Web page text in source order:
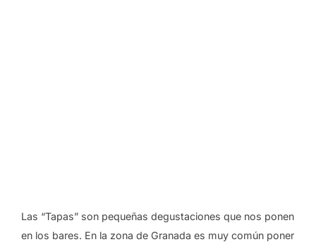
Las “Tapas” son pequeñas degustaciones que nos ponen
en los bares. En la zona de Granada es muy común poner